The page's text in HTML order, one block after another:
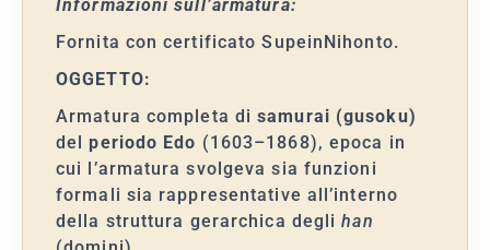
Informazioni sull’armatura:
Fornita con certificato SupeinNihonto.
OGGETTO:
Armatura completa disamurai (gusoku)
delperiodo Edo (1603–1868), epoca in
cui l’armatura svolgeva sia funzioni
formali sia rappresentative all’interno
della struttura gerarchica deglihan